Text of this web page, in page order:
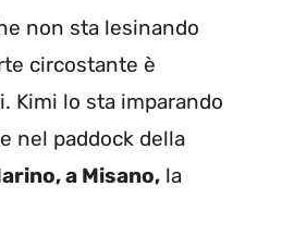
non sta lesinando
circostante è
Kimi lo sta imparando
nel paddock della
a Misano, la